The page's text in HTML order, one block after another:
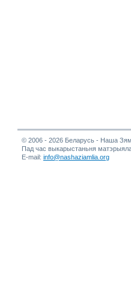
© 2006 - 2026 Беларусь - Наша
Пад час выкарыстаньня
E-mail: info@nashaziamlia.org